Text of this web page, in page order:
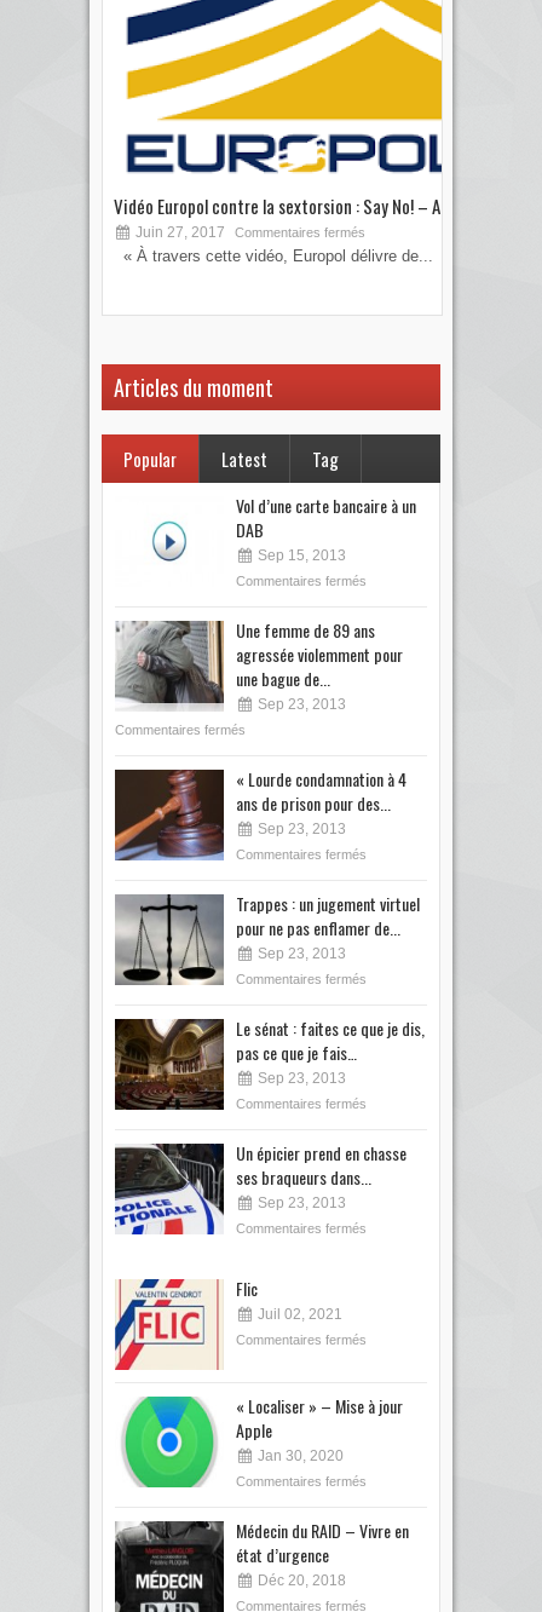
Vidéo Europol contre la sextorsion : Say No! – A...
Juin 27, 2017 Commentaires fermés
« À travers cette vidéo, Europol délivre de...
Articles du moment
Popular Latest Tag
Vol d’une carte bancaire à un
DAB
Sep 15, 2013
Commentaires fermés
Une femme de 89 ans
agressée violemment pour
une bague de...
Sep 23, 2013
Commentaires fermés
« Lourde condamnation à 4
ans de prison pour des...
Sep 23, 2013
Commentaires fermés
Trappes : un jugement virtuel
pour ne pas enflamer de...
Sep 23, 2013
Commentaires fermés
Le sénat : faites ce que je dis,
pas ce que je fais…
Sep 23, 2013
Commentaires fermés
Un épicier prend en chasse
ses braqueurs dans...
Sep 23, 2013
Commentaires fermés
Flic
Juil 02, 2021
Commentaires fermés
« Localiser » – Mise à jour
Apple
Jan 30, 2020
Commentaires fermés
Médecin du RAID – Vivre en
état d’urgence
Déc 20, 2018
Commentaires fermés